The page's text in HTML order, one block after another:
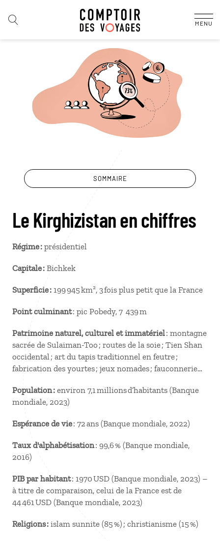
MENU
SOMMAIRE
Le Kirghizistan en chiffres
Régime : présidentiel
Capitale : Bichkek
Superficie : 199 945 km², 3 fois plus petit que la France
Point culminant: pic Pobedy, 7 439 m
Patrimoine naturel, culturel et immatériel: montagne
sacrée de Sulaiman-Too ; routes de la soie ; Tien Shan
occidental ; art du tapis traditionnel en feutre ;
fabrication des yourtes ; jeux nomades ; fauconnerie…
Population : environ 7,1 millions d’habitants (Banque
mondiale, 2023)
Espérance de vie: 72 ans (Banque mondiale, 2022)
Taux d'alphabétisation: 99,6 % (Banque mondiale,
2016)
PIB par habitant: 1970 USD (Banque mondiale, 2023) –
à titre de comparaison, celui de la France est de
44 461 USD (Banque mondiale, 2023)
Religions : islam sunnite (85 %) ; christianisme (15 %)